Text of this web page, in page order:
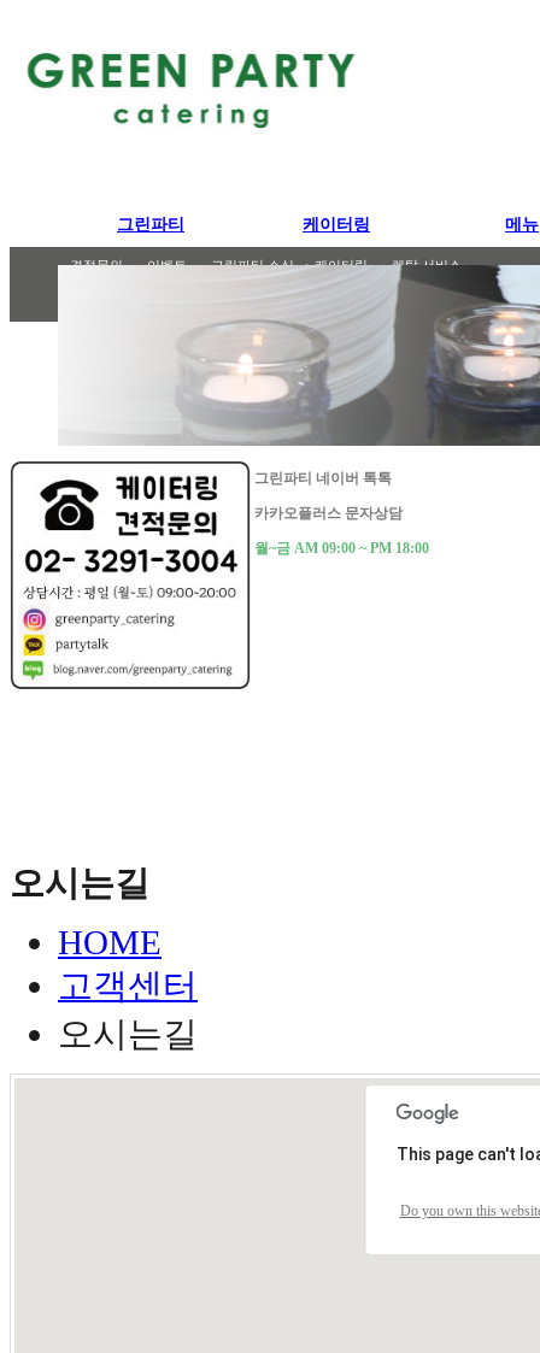
그린파티
그린파티 포트폴리오 STAFF 소개
케이터링
케이터링
메뉴
파티메뉴
메인 요리 다과/
도시락/런치박스 고메박스
파티 케이터링 까페 케이터링 박스 케이터링 렌탈 서비스
견적문의 이벤트 그린파티 소식
그린파티 네이버 톡톡
카카오플러스 문자상담
월~금 AM 09:00 ~ PM 18:00
오시는길
HOME
고객센터
오시는길
This page can't
Do you own this